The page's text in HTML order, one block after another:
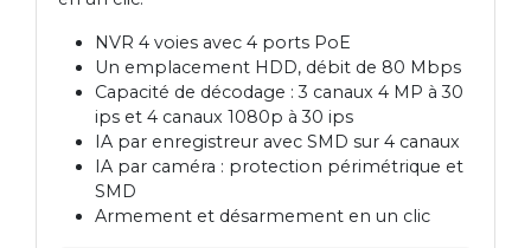
NVR 4 voies avec 4 ports PoE
Un emplacement HDD, débit de 80 Mbps
Capacité de décodage : 3 canaux 4 MP à 30
ips et 4 canaux 1080p à 30 ips
IA par enregistreur avec SMD sur 4 canaux
IA par caméra : protection périmétrique et
SMD
Armement et désarmement en un clic